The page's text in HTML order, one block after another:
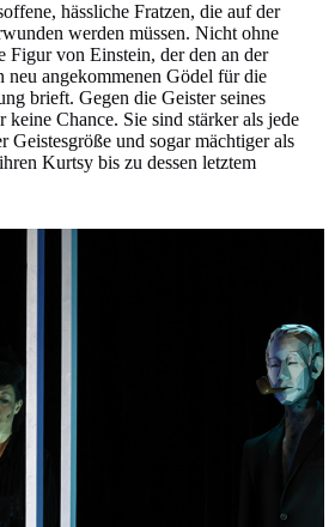
hässliche Fratzen, die auf der
werden müssen. Nicht ohne
Figur von Einstein, der den an der
angekommenen Gödel für die
brieft. Gegen die Geister seines
keine Chance. Sie sind stärker als jede
Geistesgröße und sogar mächtiger als
Kurtsy bis zu dessen letztem